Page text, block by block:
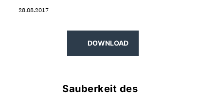
28.08.2017
DOWNLOAD
Sauberkeit des